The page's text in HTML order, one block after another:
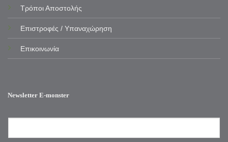
Τρόποι Αποστολής
Επιστροφές / Υπαναχώρηση
Επικοινωνία
Newsletter E-monster